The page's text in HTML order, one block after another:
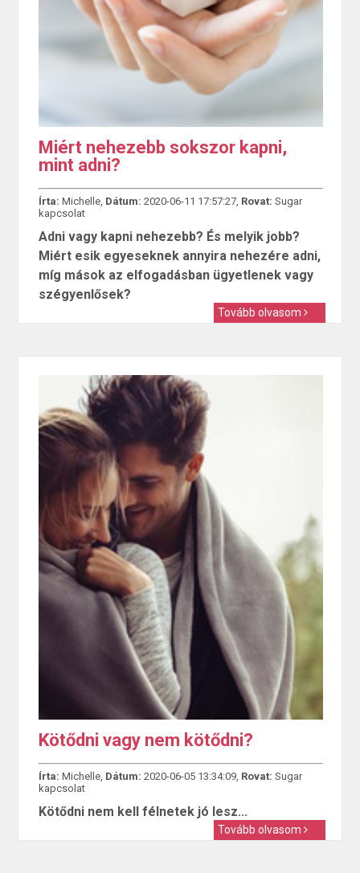
Miért nehezebb sokszor kapni,
mint adni?
Írta: Michelle, Dátum: 2020-06-11 17:57:27, Rovat: Sugar
kapcsolat
Adni vagy kapni nehezebb? És melyik jobb?
Miért esik egyeseknek annyira nehezére adni,
míg mások az elfogadásban ügyetlenek vagy
szégyenlősek?
Tovább olvasom
Kötődni vagy nem kötődni?
Írta: Michelle, Dátum: 2020-06-05 13:34:09, Rovat: Sugar
kapcsolat
Kötődni nem kell félnetek jó lesz...
Tovább olvasom